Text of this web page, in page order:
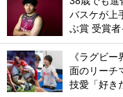
バスケが上
ぶ賞 受賞者
《ラグビ
面のリーチ
技愛「好き